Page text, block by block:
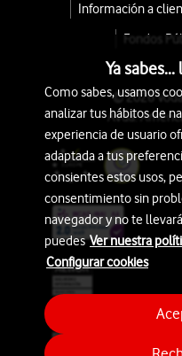
Información a
Fondos
© 2026
Avda.
Ya
Como sabes, usamos
analizar tus hábitos de
experiencia de usuario
adaptada a tus
consientes estos usos,
consentimiento sin
navegador y no te
puedesVer nuestra
Configurar cookies